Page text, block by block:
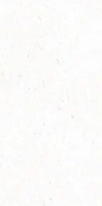
NESCAFÉ